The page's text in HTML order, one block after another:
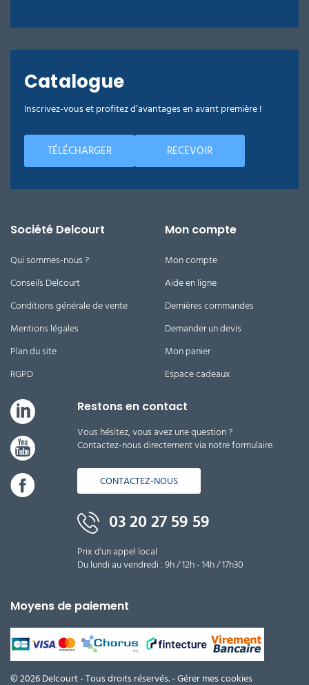
Catalogue
Inscrivez-vous et profitez d’avantages en avant première !
TÉLÉCHARGER RECEVOIR
Société Delcourt
Qui sommes-nous ?
Conseils Delcourt
Conditions générale de vente
Mentions légales
Plan du site
RGPD
Mon compte
Mon compte
Aide en ligne
Dernières commandes
Demander un devis
Mon panier
Espace cadeaux
Restons en contact
Vous hésitez, vous avez une question ?
Contactez-nous directement via notre formulaire.
CONTACTEZ-NOUS
03 20 27 59 59
Prix d'un appel local
Du lundi au vendredi : 9h / 12h - 14h / 17h30
Moyens de paiement
© 2026 Delcourt - Tous droits réservés. -Gérer mes cookies